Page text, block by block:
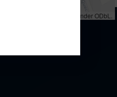
, under ODbL.